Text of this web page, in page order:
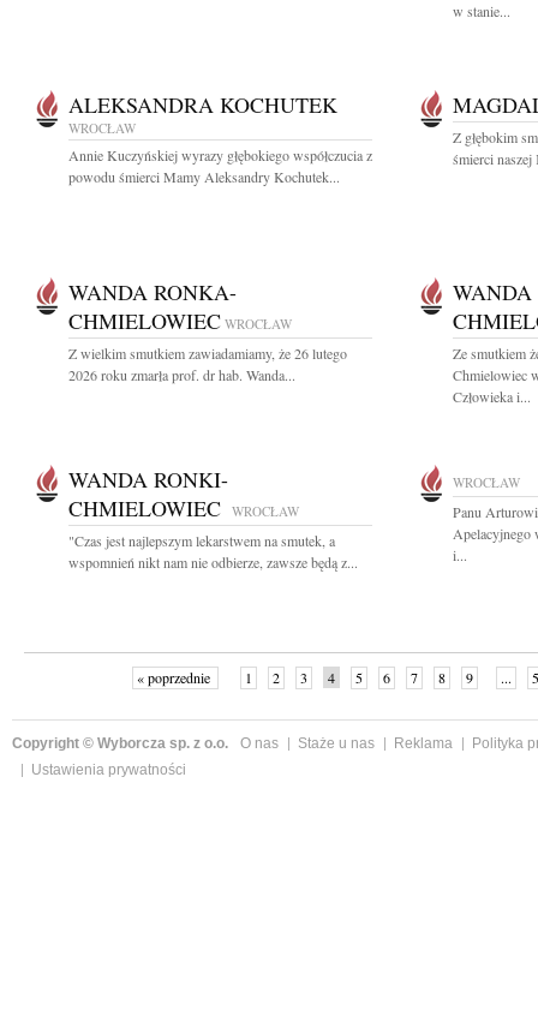
w stanie...
ALEKSANDRA KOCHUTEK
WROCŁAW
Annie Kuczyńskiej wyrazy głębokiego współczucia z
powodu śmierci Mamy Aleksandry Kochutek...
Z głębokim
śmierci
WANDA RONKA-
CHMIELOWIEC WROCŁAW
Z wielkim smutkiem zawiadamiamy, że 26 lutego
2026 roku zmarła prof. dr hab. Wanda...
WANDA
Ze smutkiem
Chmielowiec
Człowieka i...
WANDA RONKI-
CHMIELOWIEC WROCŁAW
"Czas jest najlepszym lekarstwem na smutek, a
wspomnień nikt nam nie odbierze, zawsze będą z...
WROCŁAW
Panu
Apelacyjnego
i...
« poprzednie 1 2 3 4 5 6 7 8 9 ...
Copyright © Wyborcza sp. z o.o. O nas Staże u nas Reklama
Polityka
Ustawienia prywatności